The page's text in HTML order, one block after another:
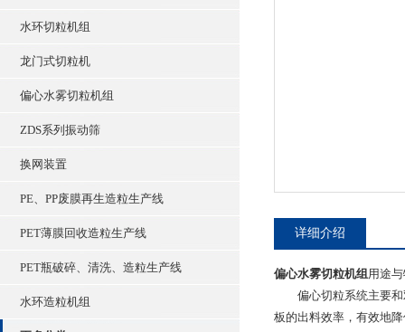
水环切粒机组
龙门式切粒机
偏心水雾切粒机组
ZDS系列振动筛
换网装置
PE、PP废膜再生造粒生产线
PET薄膜回收造粒生产线
PET瓶破碎、清洗、造粒生产线
水环造粒机组
详细介绍
偏心水雾切粒机组用途
偏心切粒系统主要和
板的出料效率，有效地